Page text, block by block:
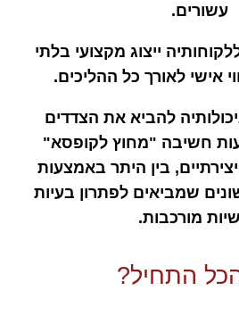
עשורים.
ייצוג מקצועי בלתי
אישי לאורך כל ההליכים.
להביא את הצדדים
חשיבה "מחוץ לקופסא"
בין היתר באמצעות
שמביאים לפתרון בעיות
מורכבות.
התחיל?